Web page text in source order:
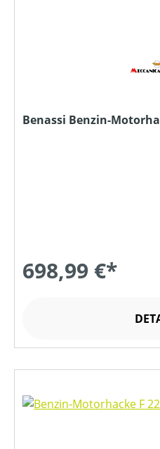
Benassi Benzin-
698,99 €*